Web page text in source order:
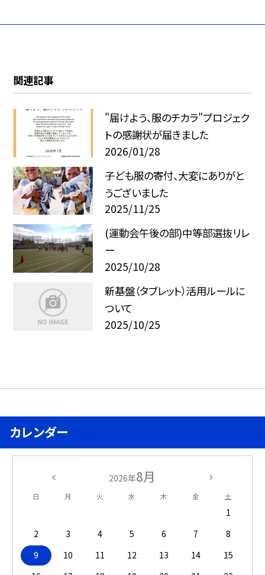
関連記事
"届けよう、服のチカラ"プロジェク
トの感謝状が届きました
2026/01/28
子ども服の寄付、大変にありがと
うございました
2025/11/25
(運動会午後の部)中等部選抜リレ
ー
2025/10/28
新基盤（タブレット）活用ルールに
ついて
2025/10/25
カレンダー
2026年8月
日 月 火 水 木 金 土
1
2
3 4 5 6 7
8
9
10 11 12 13 14
15